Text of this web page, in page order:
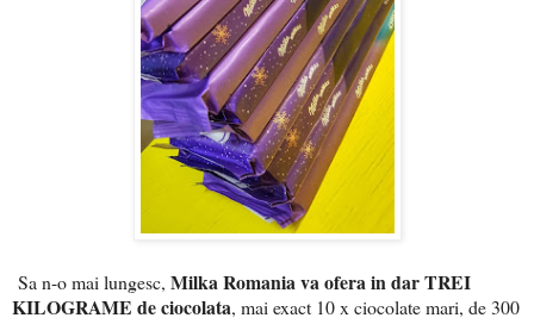
Sa n-o mai lungesc, Milka Romania va ofera in dar TREI
KILOGRAME de ciocolata, mai exact 10 x ciocolate mari, de 300